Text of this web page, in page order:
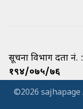
सूचना विभाग दर्ता नं. :
१९४/०७५/७६
©2026 sajhapage